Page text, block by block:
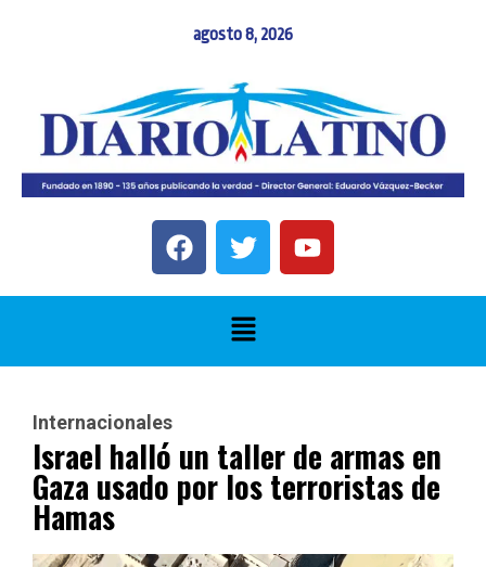
agosto 8, 2026
Internacionales
Israel halló un taller de armas en
Gaza usado por los terroristas de
Hamas